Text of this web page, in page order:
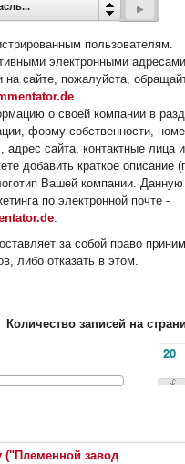
пользователям.
электронными
сайте, пожалуйста,
.
о своей компании в
форму собственности,
сайта, контактные лица
добавить краткое описание
Вашей компании. Данную
по электронной почте -
.
за собой право
либо отказать в этом.
Количество записей на
("Племенной завод